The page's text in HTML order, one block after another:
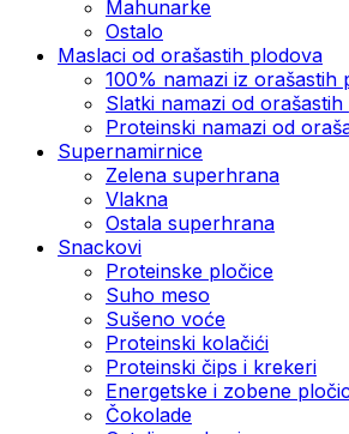
Mahunarke
Ostalo
Maslaci od orašastih plodova
100% namazi iz orašastih
Slatki namazi od
Proteinski namazi od
Supernamirnice
Zelena superhrana
Vlakna
Ostala superhrana
Snackovi
Proteinske pločice
Suho meso
Sušeno voće
Proteinski kolačići
Proteinski čips i krekeri
Energetske i zobene
Čokolade